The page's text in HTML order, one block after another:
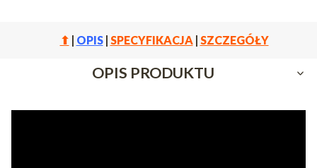
⬆ OPIS| SPECYFIKACJA| SZCZEGÓŁY
OPIS PRODUKTU